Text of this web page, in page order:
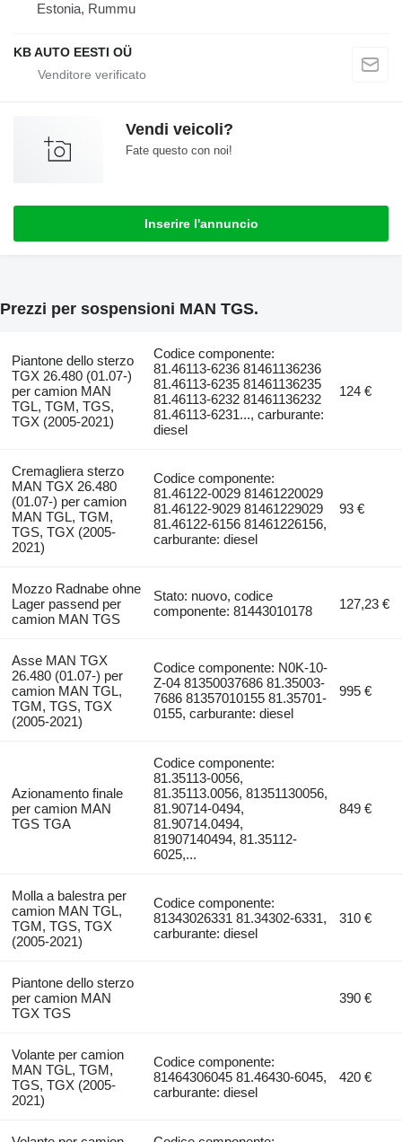
Estonia, Rummu
KB AUTO EESTI OÜ
Vendi veicoli?
Fate questo con noi!
Inserire l'annuncio
Prezzi per sospensioni MAN TGS.
Piantone dello sterzo
TGX 26.480 (01.07-)
per camion MAN
TGL, TGM, TGS,
TGX (2005-2021)
Codice componente:
81.46113-6236 81461136236
81.46113-6235 81461136235
81.46113-6232 81461136232
81.46113-6231..., carburante:
diesel
124 €
Cremagliera sterzo
MAN TGX 26.480
(01.07-) per camion
MAN TGL, TGM,
TGS, TGX (2005-
2021)
Codice componente:
81.46122-0029 81461220029
81.46122-9029 81461229029
81.46122-6156 81461226156,
carburante: diesel
93 €
Mozzo Radnabe ohne
Lager passend per
camion MAN TGS
Stato: nuovo, codice
componente: 81443010178
127,23 €
Asse MAN TGX
26.480 (01.07-) per
camion MAN TGL,
TGM, TGS, TGX
(2005-2021)
Codice componente: N0K-10-
Z-04 81350037686 81.35003-
7686 81357010155 81.35701-
0155, carburante: diesel
995 €
Azionamento finale
per camion MAN
TGS TGA
Codice componente:
81.35113-0056,
81.35113.0056, 81351130056,
81.90714-0494,
81.90714.0494,
81907140494, 81.35112-
6025,...
849 €
Molla a balestra per
camion MAN TGL,
TGM, TGS, TGX
(2005-2021)
Codice componente:
81343026331 81.34302-6331,
carburante: diesel
310 €
Piantone dello sterzo
per camion MAN
TGX TGS
390 €
Volante per camion
MAN TGL, TGM,
TGS, TGX (2005-
2021)
Codice componente:
81464306045 81.46430-6045,
carburante: diesel
420 €